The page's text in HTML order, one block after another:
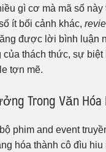
gì cơ mà mã số
ít bối cảnh khác,
được lời bình luận
thách thức, sự biệt
tợn mẽ.
Trong Văn Hóa
phim and event
hóa thành cô đìu hiu